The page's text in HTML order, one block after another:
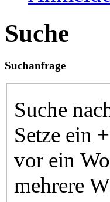
Suche
Suchanfrage
Suche
Setze ein +
vor ein
mehrere